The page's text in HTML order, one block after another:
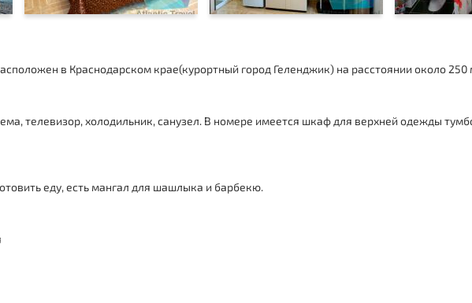
в Краснодарском крае(курортный город Геленджик) на расстоянии около 250
телевизор, холодильник, санузел. В номере имеется шкаф для верхней одежды
еду, есть мангал для шашлыка и барбекю.